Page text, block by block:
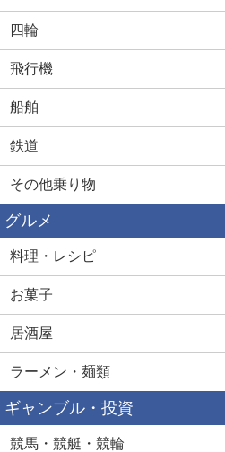
四輪
飛行機
船舶
鉄道
その他乗り物
グルメ
料理・レシピ
お菓子
居酒屋
ラーメン・麺類
ギャンブル・投資
競馬・競艇・競輪